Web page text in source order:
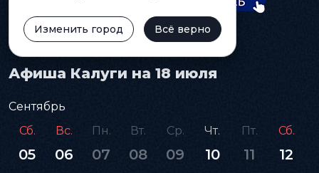
Изменить город Всё верно
Главная Афиша
Афиша Калуги на 18 июля
Сентябрь
Сб.
05
Вс.
06
Пн.
07
Вт.
08
Ср.
09
Чт.
10
Пт.
11
Сб.
12